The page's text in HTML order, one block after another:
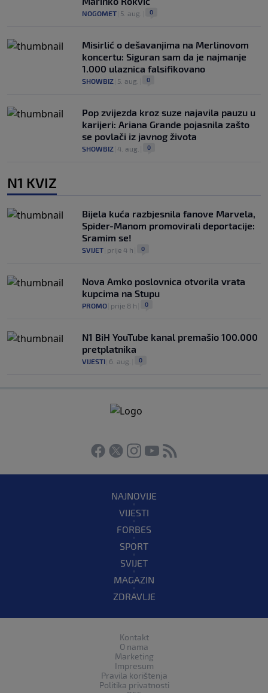
NOGOMET 5. aug. 0
Misirlić o dešavanjima na Merlinovom
koncertu: Siguran sam da je najmanje
1.000 ulaznica falsifikovano
SHOWBIZ 5. aug. 0
Pop zvijezda kroz suze najavila pauzu u
karijeri: Ariana Grande pojasnila zašto
se povlači iz javnog života
SHOWBIZ 4. aug. 0
N1 KVIZ
Bijela kuća razbjesnila fanove Marvela,
Spider-Manom promovirali deportacije:
Sramim se!
SVIJET prije 4 h 0
Nova Amko poslovnica otvorila vrata
kupcima na Stupu
PROMO prije 8 h 0
N1 BiH YouTube kanal premašio 100.000
pretplatnika
VIJESTI 6. aug. 0
NAJNOVIJE
VIJESTI
FORBES
SPORT
SVIJET
MAGAZIN
ZDRAVLJE
Kontakt
O nama
Marketing
Impresum
Pravila korištenja
Politika privatnosti